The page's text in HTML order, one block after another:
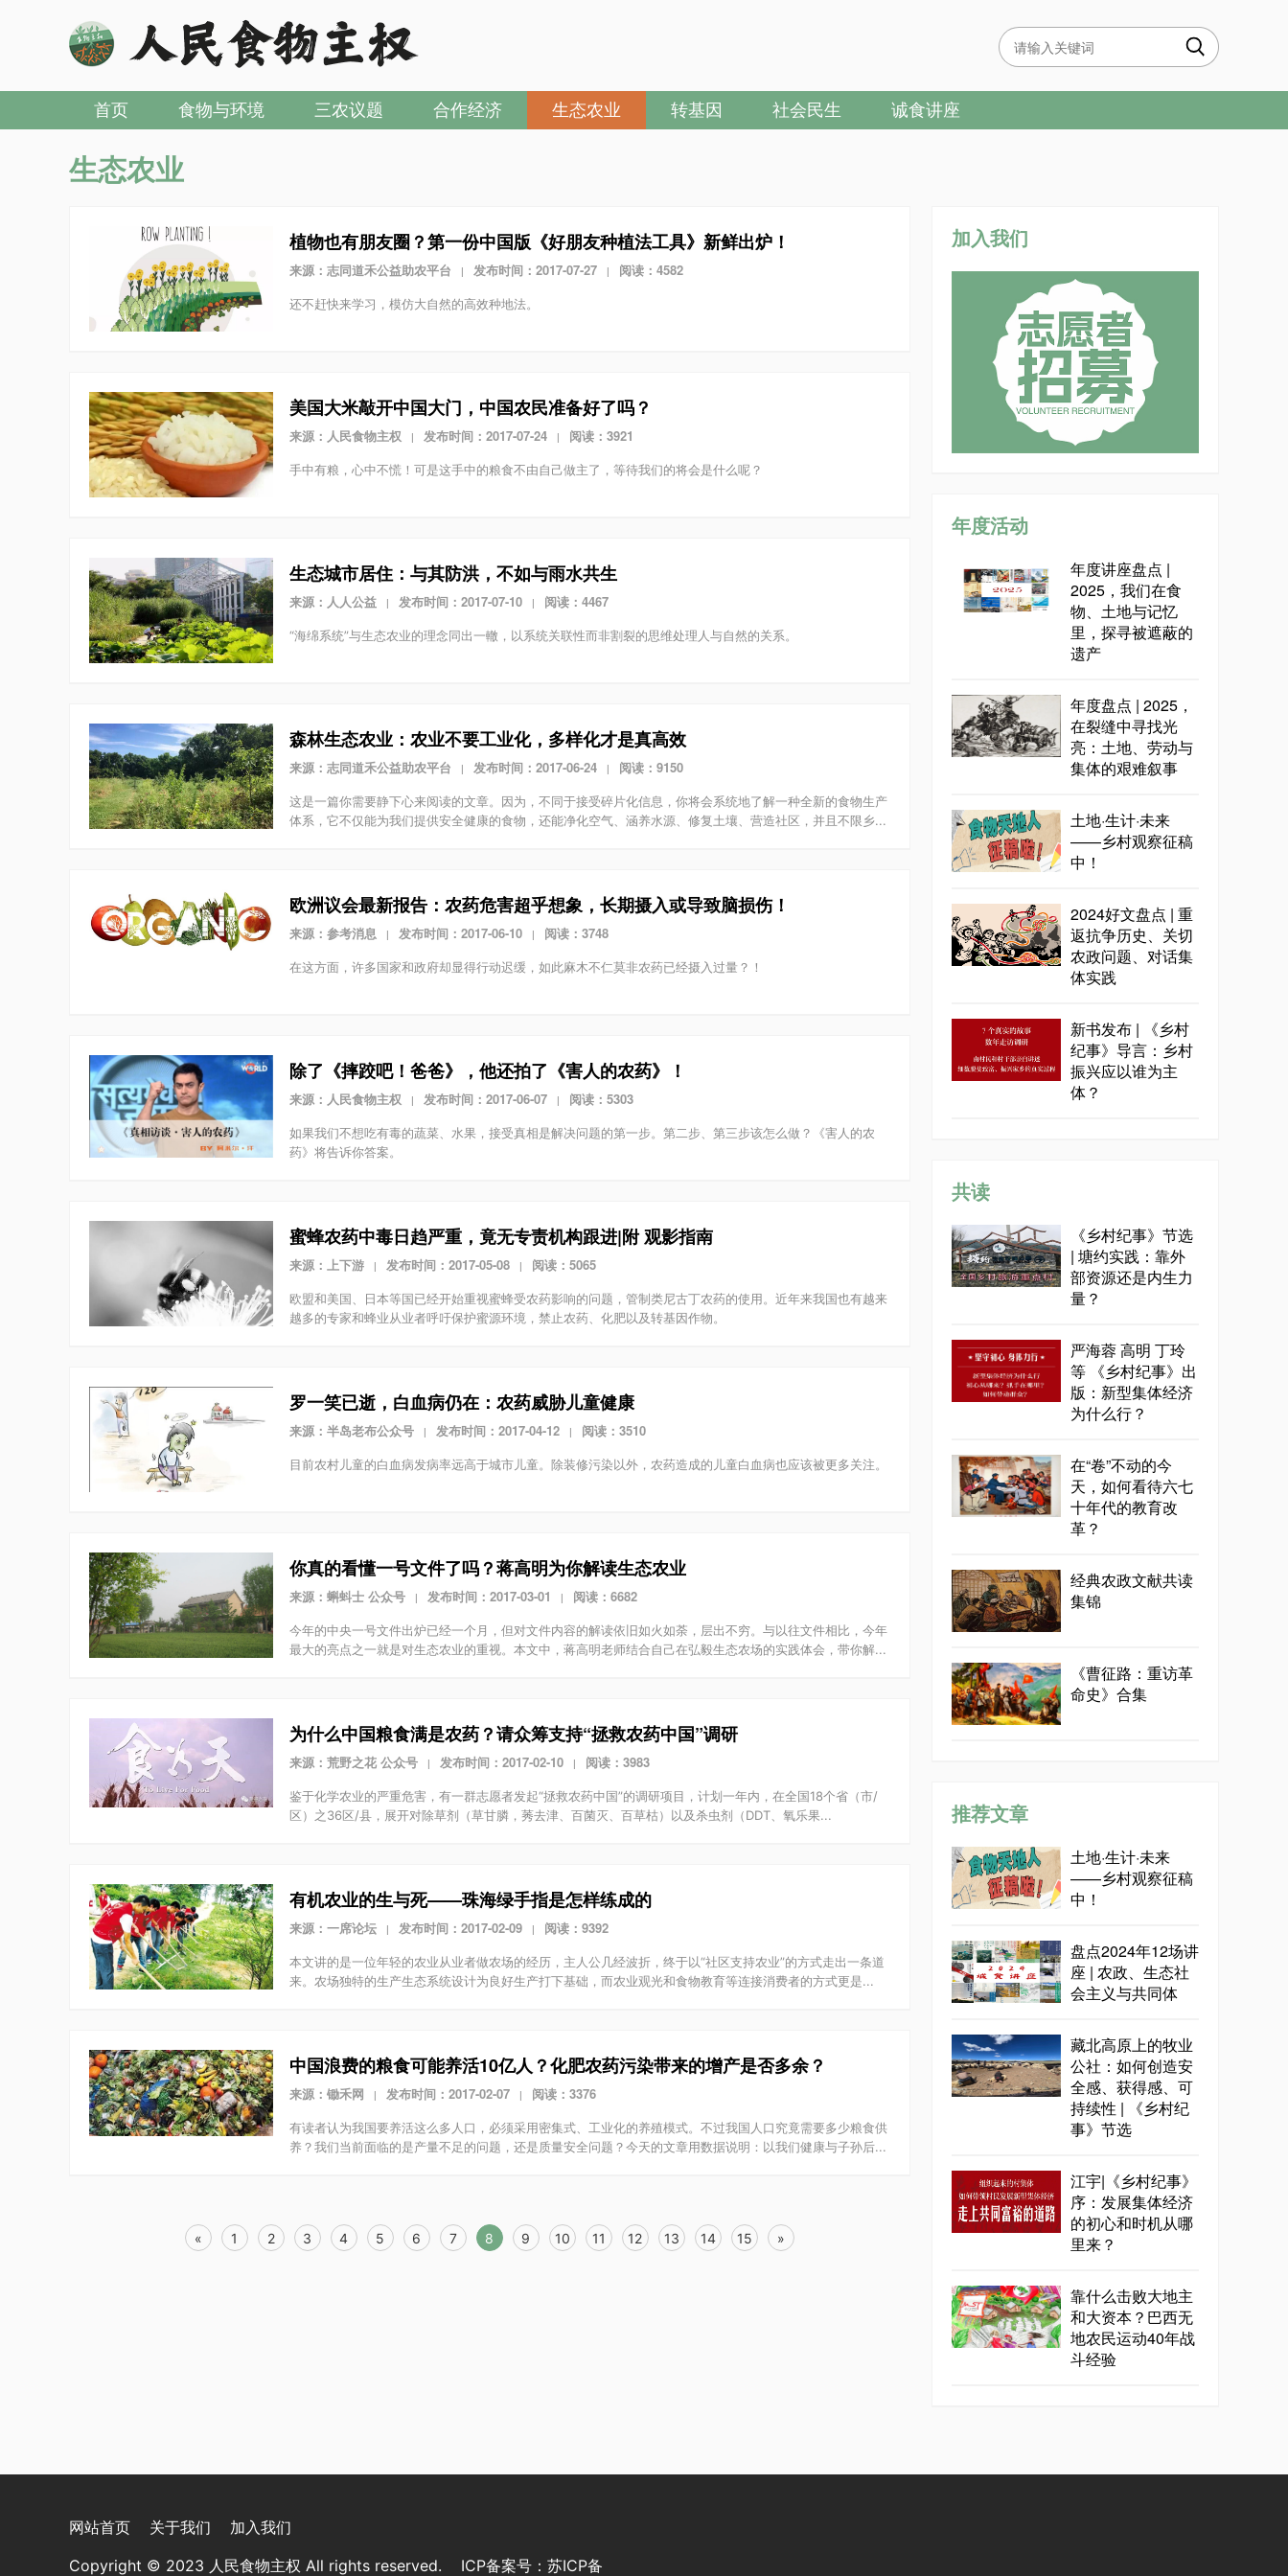
首页 食物与环境 三农议题 合作经济 生态农业 转基因 社会民生 诚食讲座
生态农业
植物也有朋友圈？第一份中国版《好朋友种植法工具》新鲜出炉！
来源：志同道禾公益助农平台 | 发布时间：2017-07-27 | 阅读：4582
还不赶快来学习，模仿大自然的高效种地法。
美国大米敲开中国大门，中国农民准备好了吗？
来源：人民食物主权 | 发布时间：2017-07-24 | 阅读：3921
手中有粮，心中不慌！可是这手中的粮食不由自己做主了，等待我们的将会是什么呢？
生态城市居住：与其防洪，不如与雨水共生
来源：人人公益 | 发布时间：2017-07-10 | 阅读：4467
“海绵系统”与生态农业的理念同出一轍，以系统关联性而非割裂的思维处理人与自然的关系。
森林生态农业：农业不要工业化，多样化才是真高效
来源：志同道禾公益助农平台 | 发布时间：2017-06-24 | 阅读：9150
这是一篇你需要静下心来阅读的文章。因为，不同于接受碎片化信息，你将会系统地了解一种全新的食物生产
体系，它不仅能为我们提供安全健康的食物，还能净化空气、涵养水源、修复土壤、营造社区，并且不限乡...
欧洲议会最新报告：农药危害超乎想象，长期摄入或导致脑损伤！
来源：参考消息 | 发布时间：2017-06-10 | 阅读：3748
在这方面，许多国家和政府却显得行动迟缓，如此麻木不仁莫非农药已经摄入过量？！
除了《摔跤吧！爸爸》，他还拍了《害人的农药》！
来源：人民食物主权 | 发布时间：2017-06-07 | 阅读：5303
如果我们不想吃有毒的蔬菜、水果，接受真相是解决问题的第一步。第二步、第三步该怎么做？《害人的农
药》将告诉你答案。
蜜蜂农药中毒日趋严重，竟无专责机构跟进|附 观影指南
来源：上下游 | 发布时间：2017-05-08 | 阅读：5065
欧盟和美国、日本等国已经开始重视蜜蜂受农药影响的问题，管制类尼古丁农药的使用。近年来我国也有越来
越多的专家和蜂业从业者呼吁保护蜜源环境，禁止农药、化肥以及转基因作物。
罗一笑已逝，白血病仍在：农药威胁儿童健康
来源：半岛老布公众号 | 发布时间：2017-04-12 | 阅读：3510
目前农村儿童的白血病发病率远高于城市儿童。除装修污染以外，农药造成的儿童白血病也应该被更多关注。
你真的看懂一号文件了吗？蒋高明为你解读生态农业
来源：蝌蚪士 公众号 | 发布时间：2017-03-01 | 阅读：6682
今年的中央一号文件出炉已经一个月，但对文件内容的解读依旧如火如荼，层出不穷。与以往文件相比，今年
最大的亮点之一就是对生态农业的重视。本文中，蒋高明老师结合自己在弘毅生态农场的实践体会，带你解...
为什么中国粮食满是农药？请众筹支持“拯救农药中国”调研
来源：荒野之花 公众号 | 发布时间：2017-02-10 | 阅读：3983
鉴于化学农业的严重危害，有一群志愿者发起“拯救农药中国”的调研项目，计划一年内，在全国18个省（市/
区）之36区/县，展开对除草剂（草甘膦，莠去津、百菌灭、百草枯）以及杀虫剂（DDT、氧乐果...
有机农业的生与死——珠海绿手指是怎样练成的
来源：一席论坛 | 发布时间：2017-02-09 | 阅读：9392
本文讲的是一位年轻的农业从业者做农场的经历，主人公几经波折，终于以“社区支持农业”的方式走出一条道
来。农场独特的生产生态系统设计为良好生产打下基础，而农业观光和食物教育等连接消费者的方式更是...
中国浪费的粮食可能养活10亿人？化肥农药污染带来的增产是否多余？
来源：锄禾网 | 发布时间：2017-02-07 | 阅读：3376
有读者认为我国要养活这么多人口，必须采用密集式、工业化的养殖模式。不过我国人口究竟需要多少粮食供
养？我们当前面临的是产量不足的问题，还是质量安全问题？今天的文章用数据说明：以我们健康与子孙后...
« 1 2 3 4 5 6 7 8 9 10 11 12 13 14 15 »
加入我们
年度活动
年度讲座盘点 |
2025，我们在食
物、土地与记忆
里，探寻被遮蔽的
遗产
年度盘点 | 2025，
在裂缝中寻找光
亮：土地、劳动与
集体的艰难叙事
土地·生计·未来
——乡村观察征稿
中！
2024好文盘点 | 重
返抗争历史、关切
农政问题、对话集
体实践
新书发布 | 《乡村
纪事》导言：乡村
振兴应以谁为主
体？
共读
《乡村纪事》节选
| 塘约实践：靠外
部资源还是内生力
量？
严海蓉 高明 丁玲
等 《乡村纪事》出
版：新型集体经济
为什么行？
在“卷”不动的今
天，如何看待六七
十年代的教育改
革？
经典农政文献共读
集锦
《曹征路：重访革
命史》合集
推荐文章
土地·生计·未来
——乡村观察征稿
中！
盘点2024年12场讲
座 | 农政、生态社
会主义与共同体
藏北高原上的牧业
公社：如何创造安
全感、获得感、可
持续性 | 《乡村纪
事》节选
江宇|《乡村纪事》
序：发展集体经济
的初心和时机从哪
里来？
靠什么击败大地主
和大资本？巴西无
地农民运动40年战
斗经验
网站首页 关于我们
加入我们
Copyright © 2023 人民食物主权 All rights reserved. ICP备案号： 苏ICP备